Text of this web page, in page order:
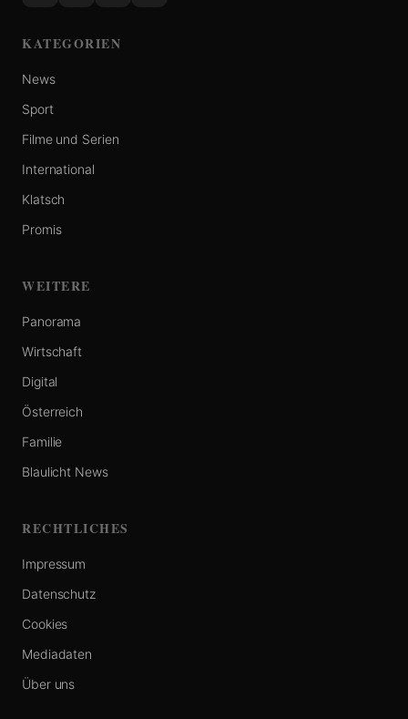
KATEGORIEN
News
Sport
Filme und Serien
International
Klatsch
Promis
WEITERE
Panorama
Wirtschaft
Digital
Österreich
Familie
Blaulicht News
RECHTLICHES
Impressum
Datenschutz
Cookies
Mediadaten
Über uns